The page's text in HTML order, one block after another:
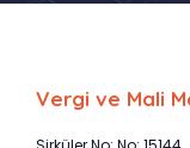
Vergi ve Mali